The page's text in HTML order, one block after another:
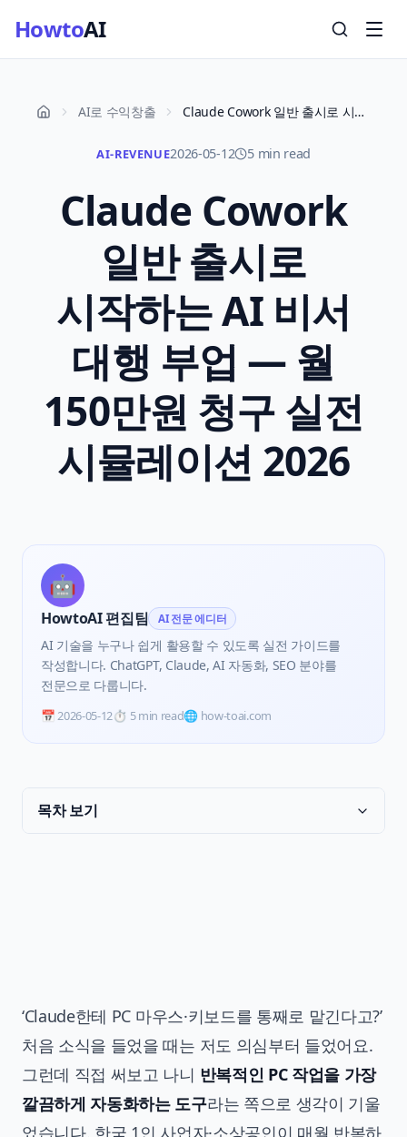
HowtoAI
AI로 수익창출 Claude Cowork 일반 출시로 시작하는 AI 비서 대행 부업 — 월 150만원 청구 실전 시뮬레이션 2026
AI-REVENUE2026-05-12 5 min read
Claude Cowork
일반 출시로
시작하는 AI 비서
대행 부업 — 월
150만원 청구 실전
시뮬레이션 2026
🤖
HowtoAI 편집팀 AI 전문 에디터
AI 기술을 누구나 쉽게 활용할 수 있도록 실전 가이드를
작성합니다. ChatGPT, Claude, AI 자동화, SEO 분야를
전문으로 다룹니다.
📅2026-05-12⏱️ 5 min read🌐 how-toai.com
목차 보기
‘Claude한테 PC 마우스·키보드를 통째로 맡긴다고?’
처음 소식을 들었을 때는 저도 의심부터 들었어요.
그런데 직접 써보고 나니 반복적인 PC 작업을 가장
깔끔하게 자동화하는 도구라는 쪽으로 생각이 기울